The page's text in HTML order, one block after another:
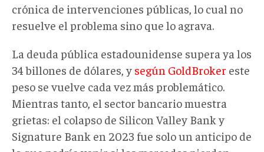
crónica de intervenciones públicas, lo cual no
resuelve el problema sino que lo agrava.
La deuda pública estadounidense supera ya los
34 billones de dólares, y según GoldBroker este
peso se vuelve cada vez más problemático.
Mientras tanto, el sector bancario muestra
grietas: el colapso de Silicon Valley Bank y
Signature Bank en 2023 fue solo un anticipo de